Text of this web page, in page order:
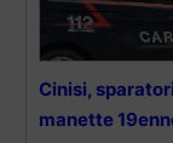
Cinisi,
manette